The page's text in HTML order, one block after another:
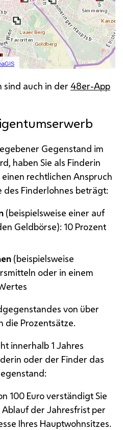
sind auch in der 48er-App
Gegenstand im
haben Sie als Finderin
rechtlichen Anspruch
des Finderlohnes beträgt:
(beispielsweise einer auf
Geldbörse): 10 Prozent
(beispielsweise
oder in einem
von über
die Prozentsätze.
innerhalb 1 Jahres
oder der Finder das
100 Euro verständigt Sie
der Jahresfrist per
Ihres Hauptwohnsitzes.